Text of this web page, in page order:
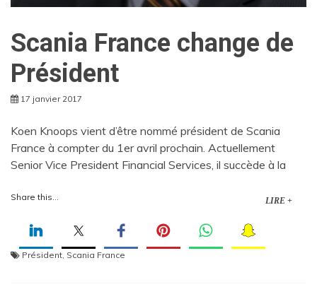
Scania France change de
Président
17 janvier 2017
Koen Knoops vient d’être nommé président de Scania
France à compter du 1er avril prochain. Actuellement
Senior Vice President Financial Services, il succède à la
Share this... LIRE +
Président Scania France